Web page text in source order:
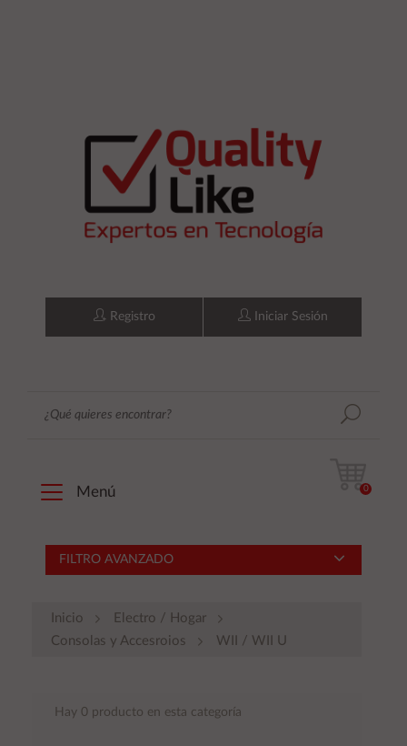
Registro Iniciar Sesión
Menú 0
FILTRO AVANZADO
Inicio
Electro / Hogar
Consolas y Accesroios
WII / WII U
Hay 0 producto en esta categoría